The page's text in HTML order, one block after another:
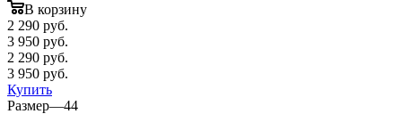
В корзину
2 290 руб.
3 950 руб.
2 290 руб.
3 950 руб.
Купить
Размер—44